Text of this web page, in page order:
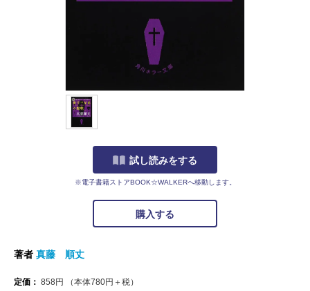
試し読みをする
※電子書籍ストアBOOK☆WALKERへ移動します。
購入する
著者 真藤 順丈
定価： 858円 （本体780円＋税）